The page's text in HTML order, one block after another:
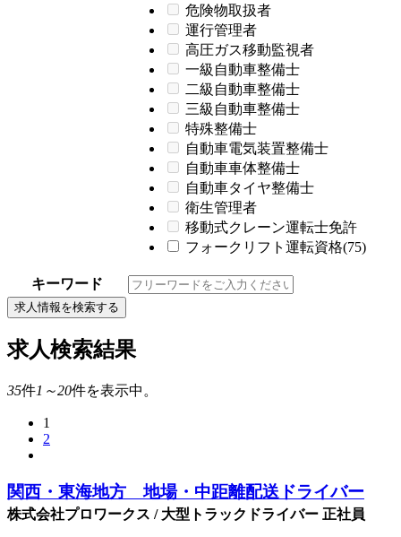
危険物取扱者
運行管理者
高圧ガス移動監視者
一級自動車整備士
二級自動車整備士
三級自動車整備士
特殊整備士
自動車電気装置整備士
自動車車体整備士
自動車タイヤ整備士
衛生管理者
移動式クレーン運転士免許
フォークリフト運転資格(75)
キーワード
求人情報を検索する
求人検索結果
35件1～20件を表示中。
1
2
関西・東海地方 地場・中距離配送ドライバー
株式会社プロワークス / 大型トラックドライバー 正社員